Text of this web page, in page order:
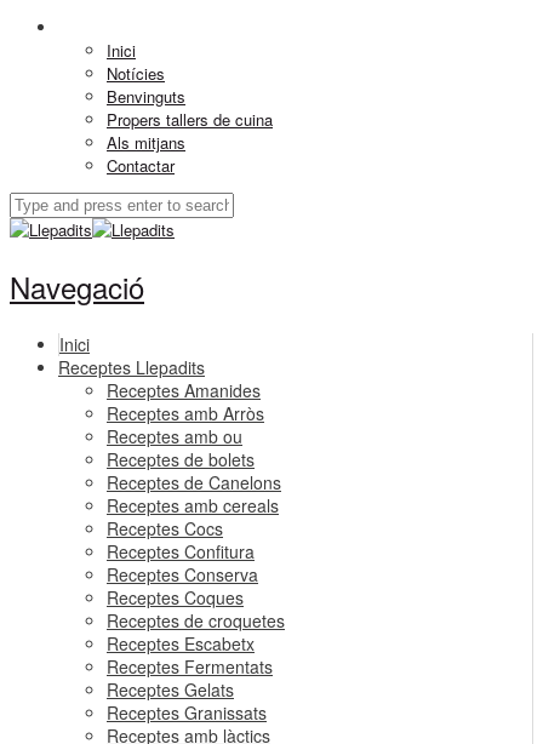
Inici
Notícies
Benvinguts
Propers tallers de cuina
Als mitjans
Contactar
Navegació
Inici
Receptes Llepadits
Receptes Amanides
Receptes amb Arròs
Receptes amb ou
Receptes de bolets
Receptes de Canelons
Receptes amb cereals
Receptes Cocs
Receptes Confitura
Receptes Conserva
Receptes Coques
Receptes de croquetes
Receptes Escabetx
Receptes Fermentats
Receptes Gelats
Receptes Granissats
Receptes amb làctics